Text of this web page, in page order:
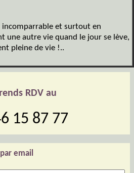
et surtout en
une autre vie quand le jour se lève,
pleine de vie !..
RDV au
15 87 77
email